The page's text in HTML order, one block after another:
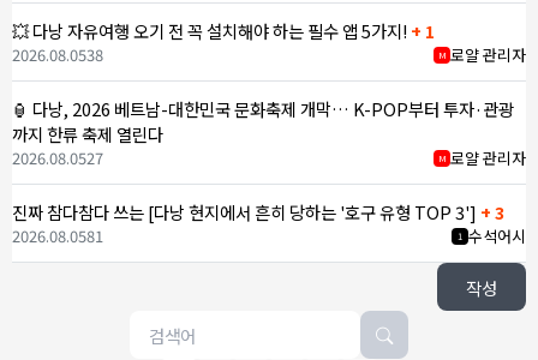
💥 다낭 자유여행 오기 전 꼭 설치해야 하는 필수 앱 5가지! + 1
M 로얄 관리자
2026.08.0538
🏮 다낭, 2026 베트남-대한민국 문화축제 개막… K-POP부터 투자·관광
까지 한류 축제 열린다
M 로얄 관리자
2026.08.0527
진짜 참다참다 쓰는 [다낭 현지에서 흔히 당하는 '호구 유형 TOP 3'] + 3
1 수석어시
2026.08.0581
작성